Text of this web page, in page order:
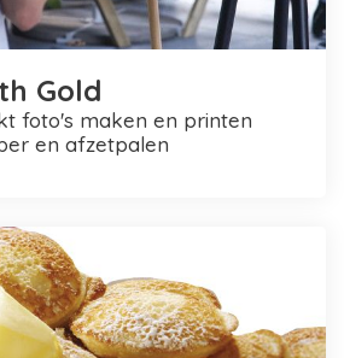
Gold
en afzetpalen